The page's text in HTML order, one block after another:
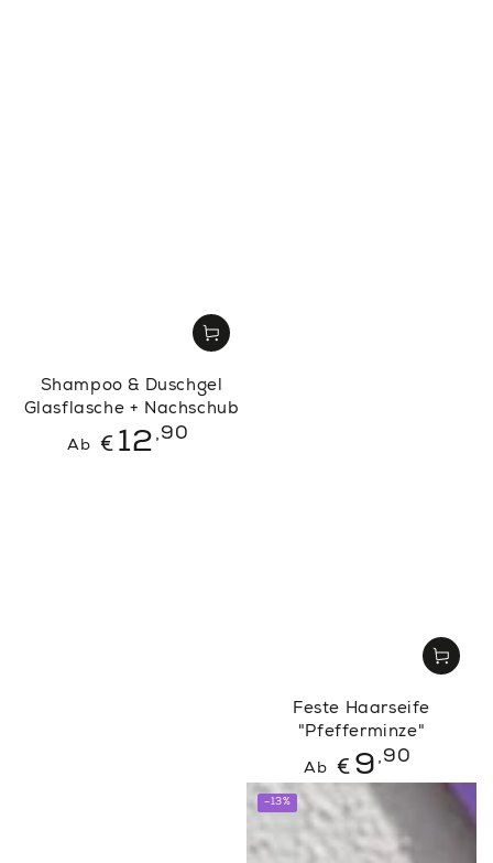
Shampoo & Duschgel
Glasflasche + Nachschub
Regulärer
Preis
Ab € 12 ,90
Feste Haarseife
"Pfefferminze"
Regulärer
Preis
Ab € 9 ,90
–13%